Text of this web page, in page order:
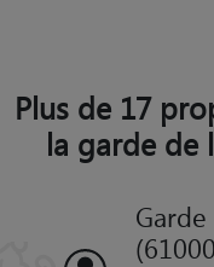
Plus de 17
la garde de